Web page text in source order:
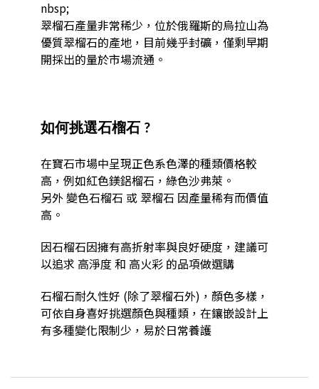
nbsp;
翠榴石產量非常稀少，位於俄羅斯的烏拉山為
優質翠榴石的產地，目前幾乎封礦，僅剩早期
開採出的量於市場流通。
如何挑選石榴石 ?
在寶石市場中呈現正色系色澤的種類價格較
高，例如紅色鎂鋁榴石，綠色沙弗萊。
另外 變色石榴石 或 翠榴石 因產量稀有而價值
高。
因石榴石因擁有高折射率與良好硬度，建議可
以追求 高淨度 和 高火彩 的品項做選購
石榴石耐久性好 (除了翠榴石外)，顏色多樣，
可依自身喜好挑選顏色與種類，在鑲嵌設計上
有多種變化限制少，易於日常養護